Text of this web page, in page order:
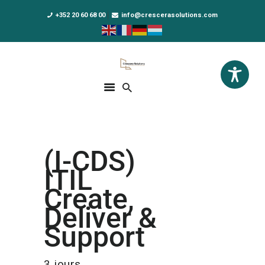
+352 20 60 68 00 info@crescerasolutions.com
Crescera Solutions
Solutions for your evolution
DPO AS A SERVICE
NOUS CONNAÎTRE
ACTUALITÉS
(I-CDS)
ITIL
Create,
Deliver &
Support